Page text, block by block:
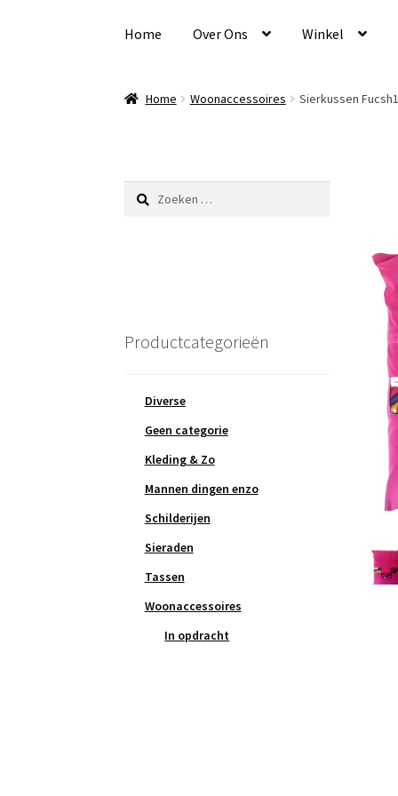
door
naar
Home Over Ons Winkel
Home Woonaccessoires Sierkussen Fucsh1
Zoeken
naar:
Productcategorieën
Diverse
Geen categorie
Kleding & Zo
Mannen dingen enzo
Schilderijen
Sieraden
Tassen
Woonaccessoires
In opdracht